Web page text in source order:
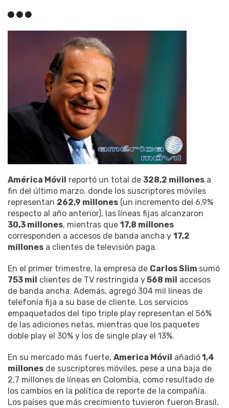
América Móvil reportó un total de 328,2 millones a
fin del último marzo, donde los suscriptores móviles
representan 262,9 millones (un incremento del 6,9%
respecto al año anterior), las líneas fijas alcanzaron
30,3 millones, mientras que 17,8 millones
corresponden a accesos de banda ancha y 17,2
millones a clientes de televisión paga.
En el primer trimestre, la empresa de Carlos Slim sumó
753 mil clientes de TV restringida y568 mil accesos
de banda ancha. Además, agregó 304 mil líneas de
telefonía fija a su base de cliente. Los servicios
empaquetados del tipo triple play representan el 56%
de las adiciones netas, mientras que los paquetes
doble play el 30% y los de single play el 13%.
En su mercado más fuerte, America Móvil añadió1,4
millones de suscriptores móviles, pese a una baja de
2,7 millones de líneas en Colombia, como resultado de
los cambios en la política de reporte de la compañía.
Los países que más crecimiento tuvieron fueron Brasil,